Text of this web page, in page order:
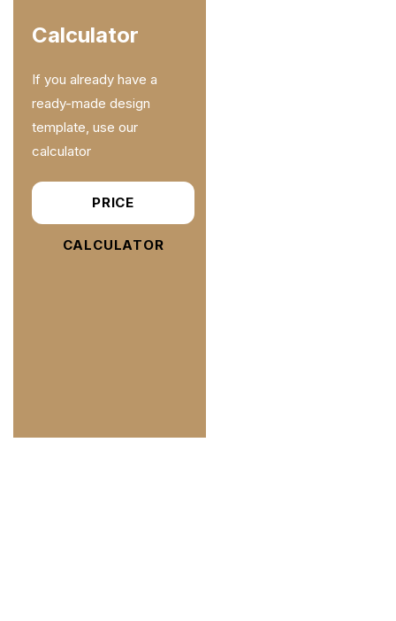
Calculator
If you already have a
ready-made design
template, use our
calculator
PRICE
CALCULATOR